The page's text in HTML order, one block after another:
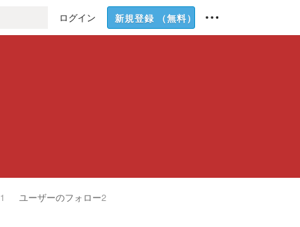
ログイン 新規登録 （無料）
1 ユーザーのフォロー2